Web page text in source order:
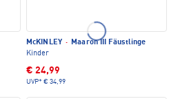
McKINLEY · Maaron III Fäustlinge
Kinder
€ 24,99
UVP* € 34,99